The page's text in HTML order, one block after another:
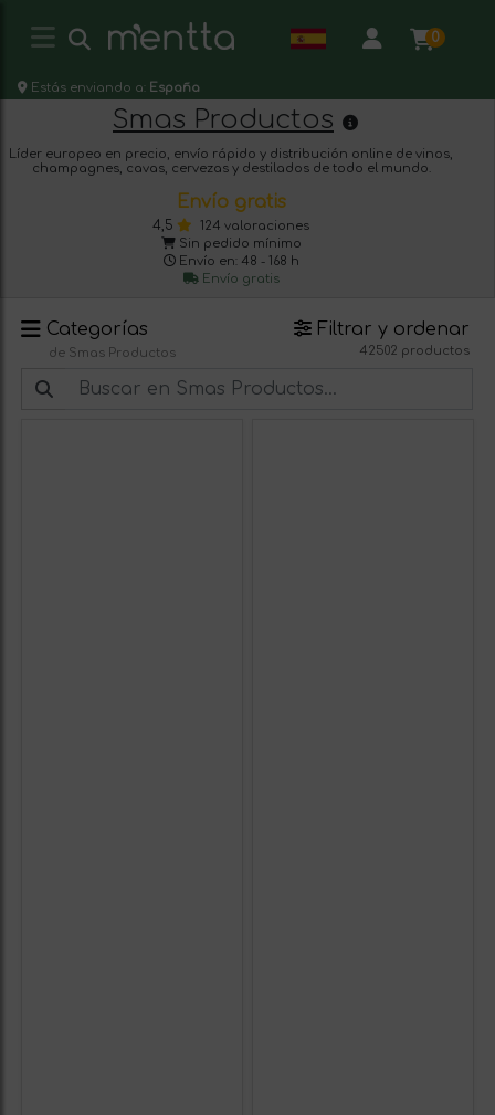
0
Estás enviando a: España
Smas Productos
Líder europeo en precio, envío rápido y distribución online de vinos,
champagnes, cavas, cervezas y destilados de todo el mundo.
Envío gratis
4,5
124 valoraciones
Sin pedido mínimo
Envío en: 48 - 168 h
Envío gratis
Categorías
de Smas Productos
Filtrar y ordenar
42502 productos